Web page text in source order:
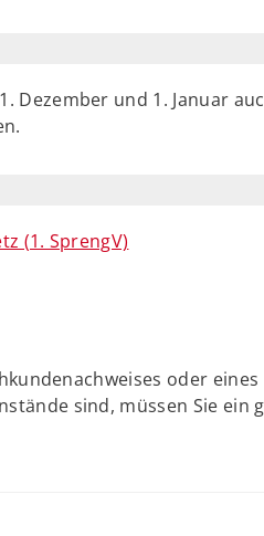
Dezember und 1. Januar
(1. SprengV)
oder eines
sind, müssen Sie ein